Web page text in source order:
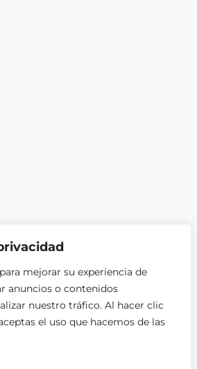
mejorar su experiencia de
anuncios o contenidos
nuestro tráfico. Al hacer clic
el uso que hacemos de las